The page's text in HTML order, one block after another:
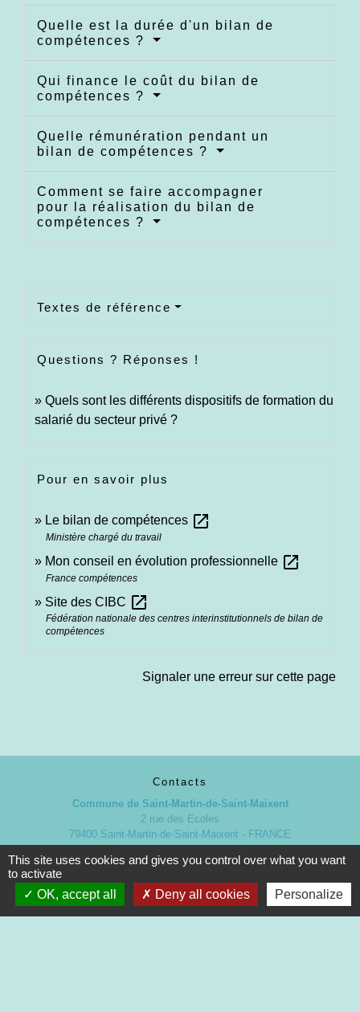
Quelle est la durée d'un bilan de
compétences ?
Qui finance le coût du bilan de
compétences ?
Quelle rémunération pendant un
bilan de compétences ?
Comment se faire accompagner
pour la réalisation du bilan de
compétences ?
Textes de référence
Questions ? Réponses !
Quels sont les différents dispositifs de formation du
salarié du secteur privé ?
Pour en savoir plus
Le bilan de compétences open_in_new
Ministère chargé du travail
Mon conseil en évolution professionnelle open_in_new
France compétences
Site des CIBC open_in_new
Fédération nationale des centres interinstitutionnels de bilan de
compétences
Signaler une erreur sur cette page
Contacts
Commune de Saint-Martin-de-Saint-Maixent
2 rue des Ecoles
79400 Saint-Martin-de-Saint-Maixent - FRANCE
Nouveaux horaires d’ouverture de la Mairie.
This site uses cookies and gives you control over what you want
to activate
OK, accept all
Deny all cookies Personalize